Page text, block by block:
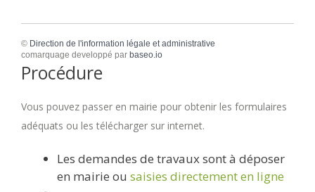
© Direction de l'information légale et administrative
comarquage developpé par baseo.io
Procédure
Vous pouvez passer en mairie pour obtenir les formulaires
adéquats ou les télécharger sur internet.
Les demandes de travaux sont à déposer
en mairie ou saisies directement en ligne